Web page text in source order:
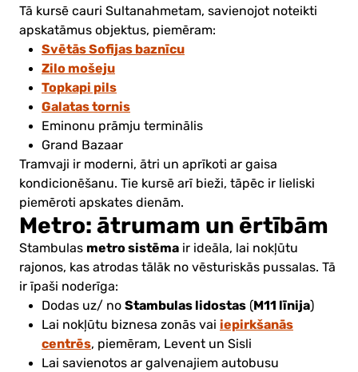
Tā kursē cauri Sultanahmetam, savienojot noteikti
apskatāmus objektus, piemēram:
Svētās Sofijas baznīcu
Zilo mošeju
Topkapi pils
Galatas tornis
Eminonu prāmju terminālis
Grand Bazaar
Tramvaji ir moderni, ātri un aprīkoti ar gaisa
kondicionēšanu. Tie kursē arī bieži, tāpēc ir lieliski
piemēroti apskates dienām.
Metro: ātrumam un ērtībām
Stambulas metro sistēma ir ideāla, lai nokļūtu
rajonos, kas atrodas tālāk no vēsturiskās pussalas. Tā
ir īpaši noderīga:
Dodas uz/ no Stambulas lidostas (M11 līnija)
Lai nokļūtu biznesa zonās vai iepirkšanās
centrēs, piemēram, Levent un Sisli
Lai savienotos ar galvenajiem autobusu